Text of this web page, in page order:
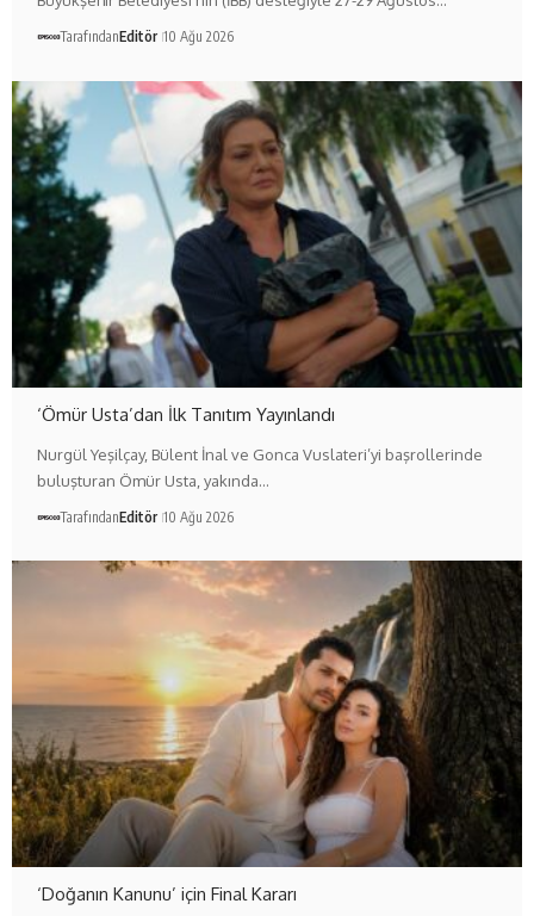
TarafındanEditör 10 Ağu 2026
‘Ömür Usta’dan İlk Tanıtım Yayınlandı
Nurgül Yeşilçay, Bülent İnal ve Gonca Vuslateri’yi başrollerinde
buluşturan Ömür Usta, yakında…
TarafındanEditör 10 Ağu 2026
‘Doğanın Kanunu’ için Final Kararı